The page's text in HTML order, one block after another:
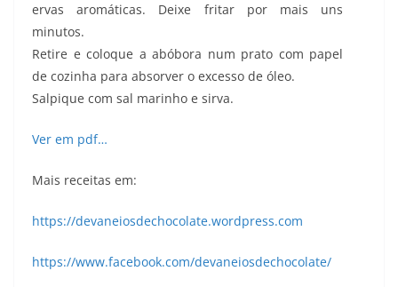
ervas aromáticas. Deixe fritar por mais uns
minutos.
Retire e coloque a abóbora num prato com papel
de cozinha para absorver o excesso de óleo.
Salpique com sal marinho e sirva.
Ver em pdf…
Mais receitas em:
https://devaneiosdechocolate.wordpress.com
https://www.facebook.com/devaneiosdechocolate/